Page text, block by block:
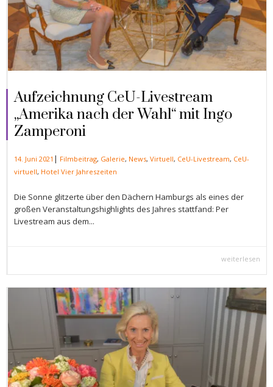
Aufzeichnung CeU-Livestream
„Amerika nach der Wahl“ mit Ingo
Zamperoni
14. Juni 2021 | Filmbeitrag, Galerie, News, Virtuell, CeU-Livestream, CeU-
virtuell, Hotel Vier Jahreszeiten
Die Sonne glitzerte über den Dächern Hamburgs als eines der
großen Veranstaltungshighlights des Jahres stattfand: Per
Livestream aus dem...
weiterlesen